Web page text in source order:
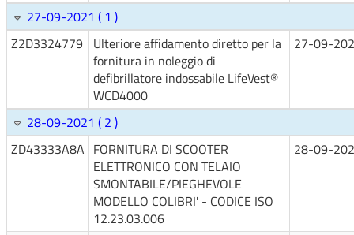
27-09-2021 ( 1 )
Z2D3324779 Ulteriore affidamento diretto per la
fornitura in noleggio di
defibrillatore indossabile LifeVest®
WCD4000
27-09-
28-09-2021 ( 2 )
ZD43333A8A FORNITURA DI SCOOTER
ELETTRONICO CON TELAIO
SMONTABILE/PIEGHEVOLE
MODELLO COLIBRI' - CODICE ISO
12.23.03.006
28-09-